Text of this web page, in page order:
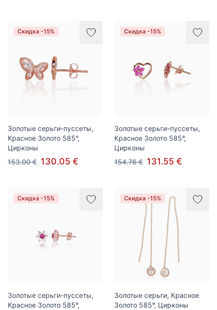
Скидка -15%
Золотые серьги-пуссеты,
Красное Золото 585°,
Цирконы
153.00 € 130.05 €
Скидка -15%
Золотые серьги-пуссеты,
Красное Золото 585°,
Цирконы
154.76 € 131.55 €
Скидка -15%
Золотые серьги-пуссеты,
Красное Золото 585°,
Скидка -15%
Золотые серьги, Красное
Золото 585°, Цирконы